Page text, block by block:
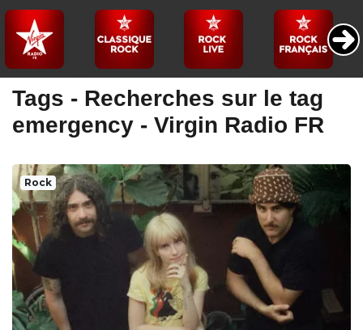
Tags - Recherches sur le tag
emergency - Virgin Radio FR
Rock